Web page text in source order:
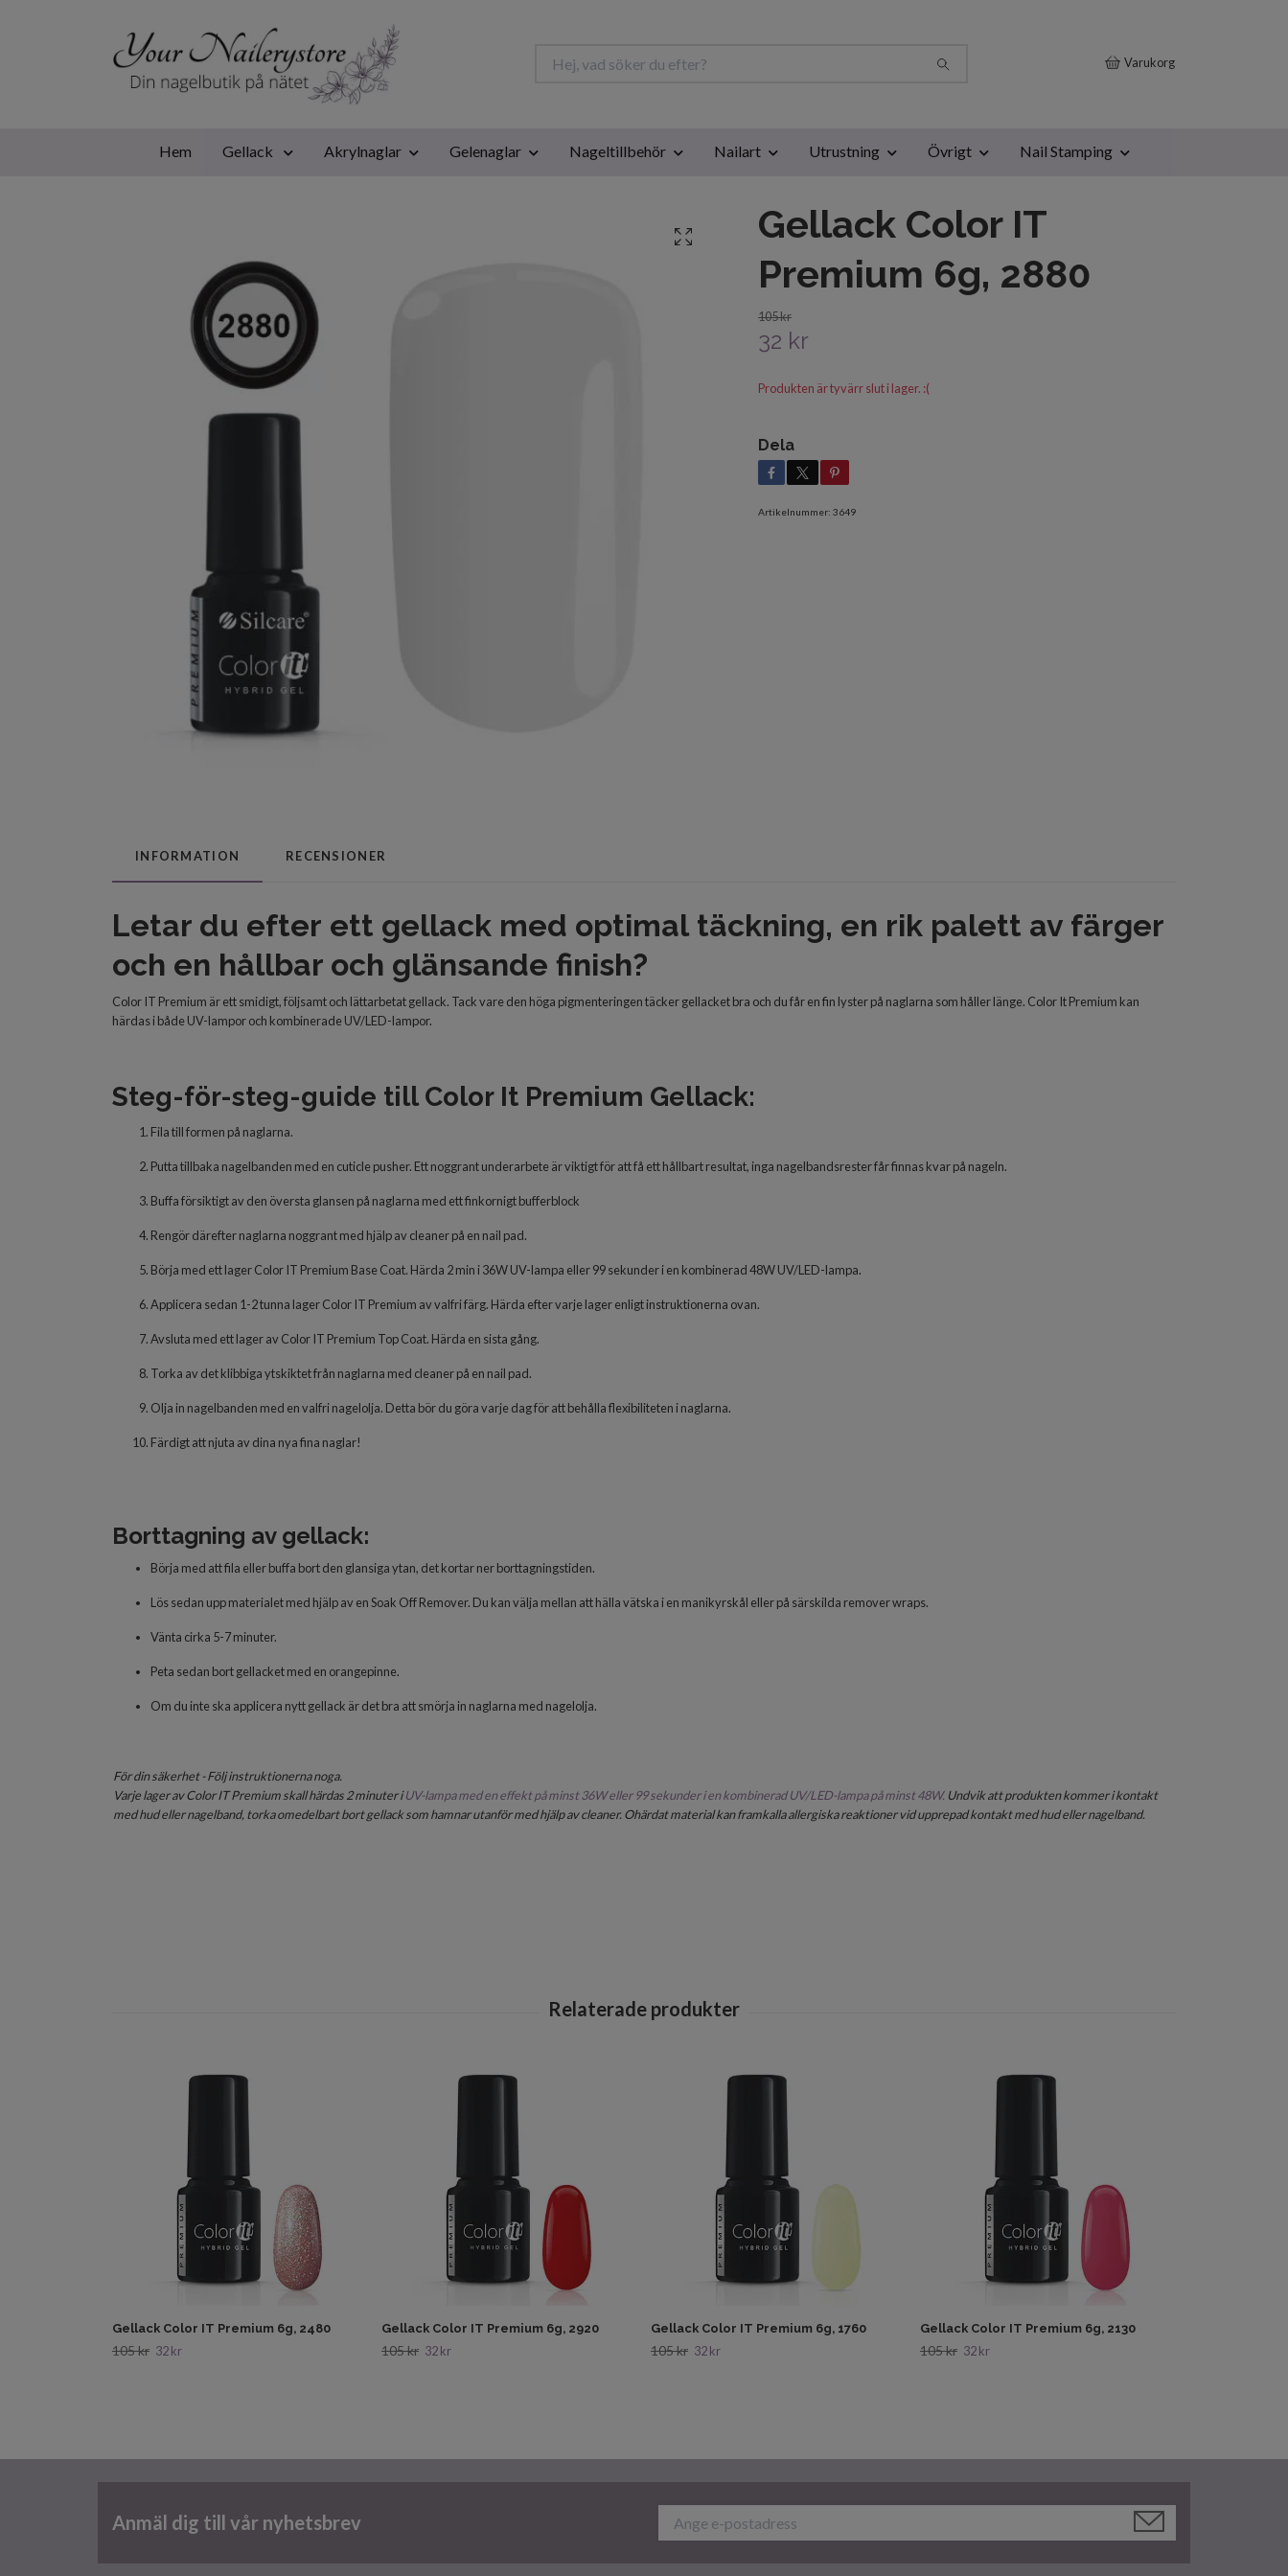
Varukorg
Hem Gellack Akrylnaglar Gelenaglar Nageltillbehör Nailart Utrustning Övrigt Nail Stamping
Gellack Color IT
Premium 6g, 2880
105 kr
32 kr
Produkten är tyvärr slut i lager. :(
Dela
Artikelnummer: 3649
INFORMATION RECENSIONER
Letar du efter ett gellack med optimal täckning, en rik palett av färger
och en hållbar och glänsande finish?
Color IT Premium är ett smidigt, följsamt och lättarbetat gellack. Tack vare den höga pigmenteringen täcker gellacket bra och du får en fin lyster på naglarna som håller länge. Color It Premium kan
härdas i både UV-lampor och kombinerade UV/LED-lampor.
Steg-för-steg-guide till Color It Premium Gellack:
Fila till formen på naglarna.
Putta tillbaka nagelbanden med en cuticle pusher. Ett noggrant underarbete är viktigt för att få ett hållbart resultat, inga nagelbandsrester får finnas kvar på nageln.
Buffa försiktigt av den översta glansen på naglarna med ett finkornigt bufferblock
Rengör därefter naglarna noggrant med hjälp av cleaner på en nail pad.
Börja med ett lager Color IT Premium Base Coat. Härda 2 min i 36W UV-lampa eller 99 sekunder i en kombinerad 48W UV/LED-lampa.
Applicera sedan 1-2 tunna lagerColor IT Premium av valfri färg. Härda efter varje lagerenligt instruktionerna ovan.
Avsluta med ett lageravColor IT Premium Top Coat. Härda en sista gång.
Torka av det klibbiga ytskiktet från naglarna med cleaner på en nail pad.
Olja in nagelbanden med en valfri nagelolja. Detta bör du göra varje dag för att behålla flexibiliteten i naglarna.
Färdigtatt njuta av dina nya fina naglar!
Borttagning av gellack:
Börja med att fila eller buffa bort den glansiga ytan, det kortar ner borttagningstiden.
Lös sedan upp materialet med hjälp av en Soak Off Remover. Du kan välja mellan att hälla vätska i en manikyrskål eller på särskilda remover wraps.
Vänta cirka 5-7 minuter.
Peta sedan bort gellacket med en orangepinne.
Om du inte ska applicera nytt gellack är det bra att smörja in naglarna med nagelolja.
För din säkerhet - Följ instruktionerna noga.
Varje lager av Color IT Premium skall härdas 2 minuter iUV-lampa med en effekt på minst 36W eller 99 sekunder i en kombinerad UV/LED-lampa på minst 48W. Undvik att produkten kommer i kontakt
med hud eller nagelband, torka omedelbart bort gellack som hamnar utanför med hjälp av cleaner. Ohärdat material kan framkalla allergiska reaktioner vid upprepad kontakt med hud eller nagelband.
Gellack Color IT Premium 6g, 2480
105 kr 32 kr
Gellack Color IT Premium 6g, 2920
105 kr 32 kr
Gellack Color IT Premium 6g, 1760
105 kr 32 kr
Gellack Color IT Premium 6g, 2130
105 kr 32 kr
Anmäl dig till vår nyhetsbrev